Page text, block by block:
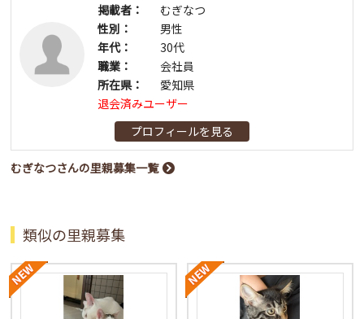
掲載者：
むぎなつ
性別：
男性
年代：
30代
職業：
会社員
所在県：
愛知県
退会済みユーザー
プロフィールを見る
むぎなつさんの里親募集一覧
類似の里親募集